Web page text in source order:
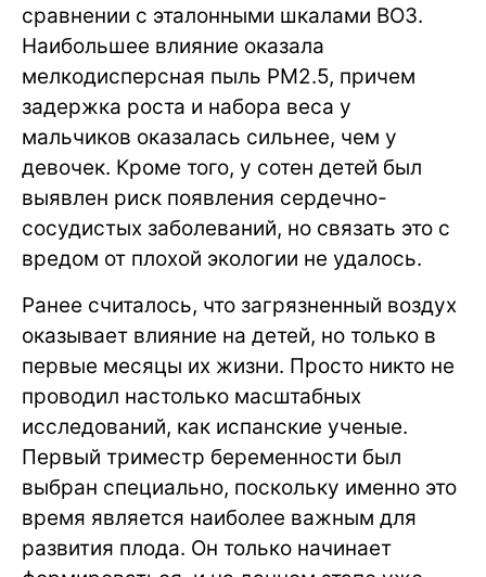
сравнении с эталонными шкалами ВОЗ.
Наибольшее влияние оказала
мелкодисперсная пыль PM2.5, причем
задержка роста и набора веса у
мальчиков оказалась сильнее, чем у
девочек. Кроме того, у сотен детей был
выявлен риск появления сердечно-
сосудистых заболеваний, но связать это с
вредом от плохой экологии не удалось.
Ранее считалось, что загрязненный воздух
оказывает влияние на детей, но только в
первые месяцы их жизни. Просто никто не
проводил настолько масштабных
исследований, как испанские ученые.
Первый триместр беременности был
выбран специально, поскольку именно это
время является наиболее важным для
развития плода. Он только начинает